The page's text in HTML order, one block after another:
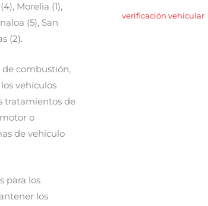
Morelia (1),
(5), San
(2).
de combustión,
vehículos
tratamientos de
o
de vehículo
para los
los
verificación vehicular